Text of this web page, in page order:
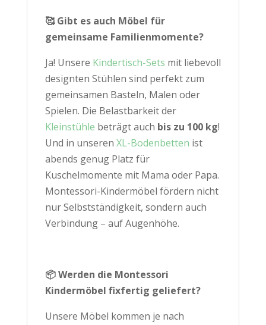
🥰 Gibt es auch Möbel für
gemeinsame Familienmomente?
Ja! Unsere Kindertisch-Sets mit liebevoll
designten Stühlen sind perfekt zum
gemeinsamen Basteln, Malen oder
Spielen. Die Belastbarkeit der
Kleinstühle beträgt auch bis zu 100 kg!
Und in unseren XL-Bodenbetten ist
abends genug Platz für
Kuschelmomente mit Mama oder Papa.
Montessori-Kindermöbel fördern nicht
nur Selbstständigkeit, sondern auch
Verbindung – auf Augenhöhe.
📦 Werden die Montessori
Kindermöbel fixfertig geliefert?
Unsere Möbel kommen je nach